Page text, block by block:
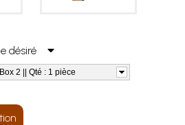
désiré
2 || Qté : 1 pièce